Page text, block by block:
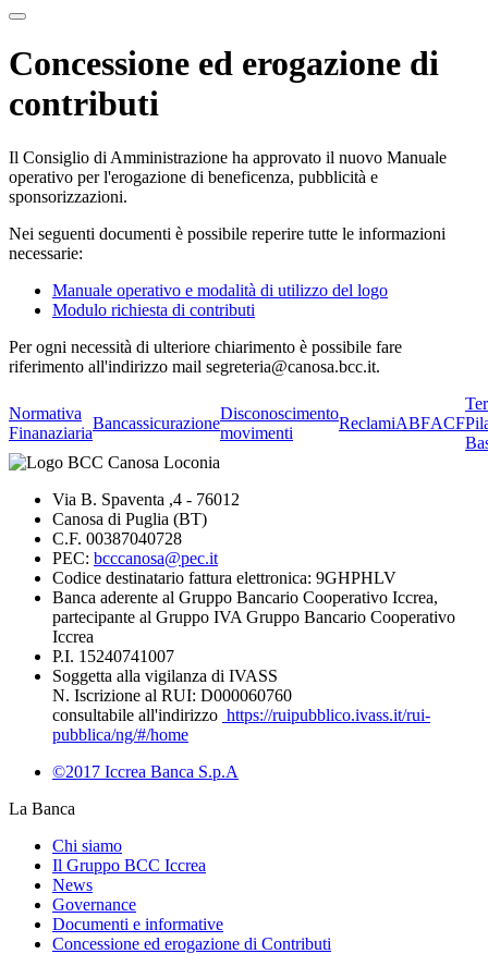
Concessione ed erogazione di
contributi
Il Consiglio di Amministrazione ha approvato il nuovo Manuale
operativo per l'erogazione di beneficenza, pubblicità e
sponsorizzazioni.
Nei seguenti documenti è possibile reperire tutte le informazioni
necessarie:
Manuale operativo e modalità di utilizzo del logo
Modulo richiesta di contributi
Per ogni necessità di ulteriore chiarimento è possibile fare
riferimento all'indirizzo mail segreteria@canosa.bcc.it.
Normativa
Finanaziaria
Bancassicurazione
Disconoscimento
movimenti
ReclamiABFACF
Via B. Spaventa ,4 - 76012
Canosa di Puglia (BT)
C.F. 00387040728
PEC: bcccanosa@pec.it
Codice destinatario fattura elettronica: 9GHPHLV
Banca aderente al Gruppo Bancario Cooperativo Iccrea,
partecipante al Gruppo IVA Gruppo Bancario Cooperativo
Iccrea
P.I. 15240741007
Soggetta alla vigilanza di IVASS
N. Iscrizione al RUI: D000060760
consultabile all'indirizzo https://ruipubblico.ivass.it/rui-
pubblica/ng/#/home
©2017 Iccrea Banca S.p.A
La Banca
Chi siamo
Il Gruppo BCC Iccrea
News
Governance
Documenti e informative
Concessione ed erogazione di Contributi